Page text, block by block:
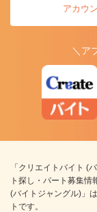
アカウ
＼ア
「クリエイトバイト (
ト探し・パート募集情
(バイトジャングル)」
トです。